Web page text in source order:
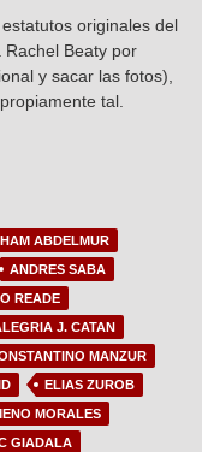
originales del
Beaty por
y sacar las fotos),
tal.
ABDELMUR
ANDRES SABA
READE
J. CATAN
MANZUR
ELIAS ZUROB
MORALES
GIADALA